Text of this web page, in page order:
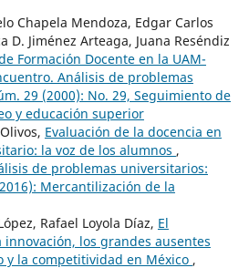
Chapela Mendoza, Edgar Carlos
D. Jiménez Arteaga, Juana Reséndiz
Formación Docente en la UAM-
Análisis de problemas
29 (2000): No. 29, Seguimiento de
y educación superior
Evaluación de la docencia en
la voz de los alumnos ,
de problemas universitarios:
Mercantilización de la
Rafael Loyola Díaz, El
innovación, los grandes ausentes
y la competitividad en México ,